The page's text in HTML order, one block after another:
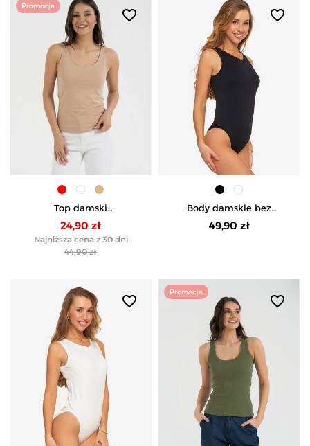
Promocja
favorite_border
Top damski
dwuwarstwowy na
ramiączkach - BEŻOWY
24,90 zł
Najniższa cena z 30 dni
44,90 zł
favorite_border
Body damskie bez
rękawów prążkowane -
CZARNY
49,90 zł
favorite_border
Promocja
favorite_border